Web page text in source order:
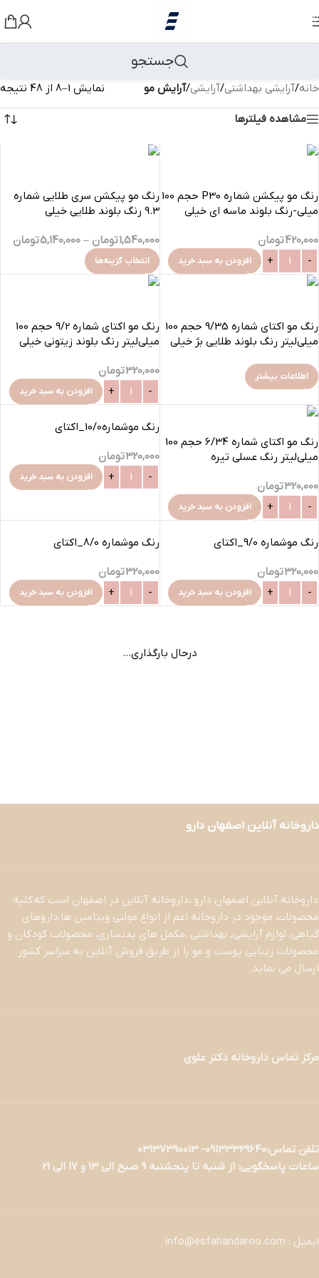
رد کردن به ناوبری
جستجو
خانه/آرایشی بهداشتی/آرایشی/آرایش مو نمایش 1–8 از 48 نتیجه
مشاهده فیلترها
رنگ مو پیکشن شماره P30 حجم 100
میلی-رنگ بلوند ماسه ای خیلی
420,000تومان
افزودن به سبد خرید
رنگ مو پیکشن سری طلایی شماره
9.3 رنگ بلوند طلایی خیلی
1,540,000تومان –
5,140,000تومان
انتخاب گزینه‌ها
رنگ مو اکتای شماره 9/35 حجم 100
میلی‌لیتر رنگ بلوند طلایی بژ خیلی
اطلاعات بیشتر
رنگ مو اکتای شماره 9/2 حجم 100
میلی‌لیتر رنگ بلوند زیتونی خیلی
320,000تومان
افزودن به سبد خرید
رنگ مو اکتای شماره 6/34 حجم 100
میلی‌لیتر رنگ عسلی تیره
320,000تومان
افزودن به سبد خرید
رنگ موشماره10/0_اکتای
320,000تومان
افزودن به سبد خرید
رنگ موشماره 9/0_اکتای
320,000تومان
افزودن به سبد خرید
رنگ موشماره 8/0_اکتای
320,000تومان
افزودن به سبد خرید
درحال بارگذاری...
داروخانه آنلاین اصفهان دارو
داروخانه آنلاین اصفهان دارو ،داروخانه آنلاین در اصفهان است که کلیه
محصولات موجود در داروخانه اعم از انواع مولتی ویتامین ها,داروهای
گیاهی, لوازم آرایشی, بهداشتی ،مکمل های بدنسازی، محصولات کودکان و
محصولات زیبایی پوست و مو را از طریق فروش آنلاین به سراسر کشور
ارسال می نماید.
مرکز تماس داروخانه دکتر علوی
تلفن تماس:09133329640- 03137390013
ساعات پاسخگویی: از شنبه تا پنجشنبه 9 صبح الی 13 و 17 الی 21
ایمیل : info@esfahandaroo.com